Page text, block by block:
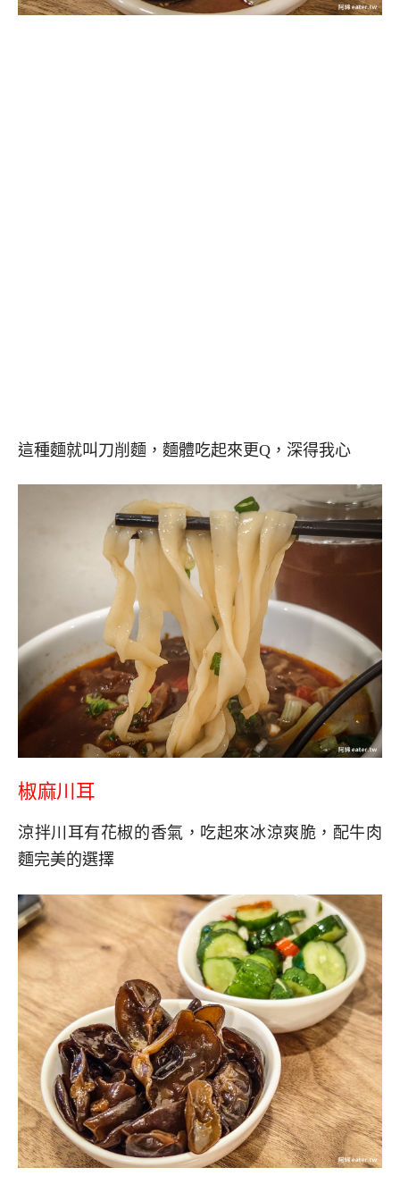
這種麵就叫刀削麵，麵體吃起來更Q，深得我心
椒麻川耳
涼拌川耳有花椒的香氣，吃起來冰涼爽脆，配牛肉
麵完美的選擇